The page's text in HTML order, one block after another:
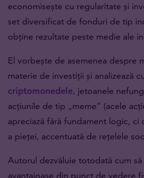
economisește cu regularitate și
set diversificat de fonduri de tip
obține rezultate peste medie ale
El vorbește de asemenea despre
materie de investiții și analizează
criptomonedele, jetoanele
acțiunile de tip „meme” (acele
apreciază fără fundament logic, ci
a pieței, accentuată de rețelele
Autorul dezvăluie totodată cum
avantajoase din punct de vedere